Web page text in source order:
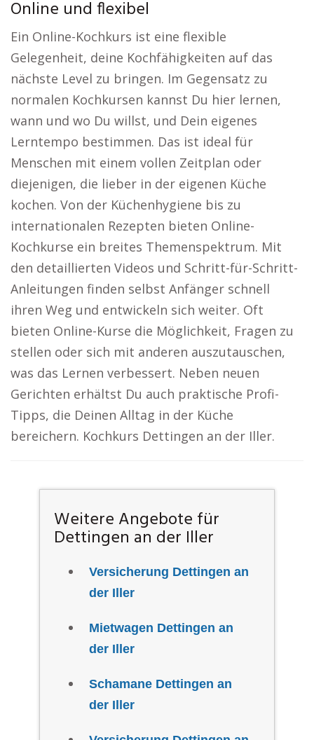
Online und flexibel
Ein Online-Kochkurs ist eine flexible
Gelegenheit, deine Kochfähigkeiten auf das
nächste Level zu bringen. Im Gegensatz zu
normalen Kochkursen kannst Du hier lernen,
wann und wo Du willst, und Dein eigenes
Lerntempo bestimmen. Das ist ideal für
Menschen mit einem vollen Zeitplan oder
diejenigen, die lieber in der eigenen Küche
kochen. Von der Küchenhygiene bis zu
internationalen Rezepten bieten Online-
Kochkurse ein breites Themenspektrum. Mit
den detaillierten Videos und Schritt-für-Schritt-
Anleitungen finden selbst Anfänger schnell
ihren Weg und entwickeln sich weiter. Oft
bieten Online-Kurse die Möglichkeit, Fragen zu
stellen oder sich mit anderen auszutauschen,
was das Lernen verbessert. Neben neuen
Gerichten erhältst Du auch praktische Profi-
Tipps, die Deinen Alltag in der Küche
bereichern. Kochkurs Dettingen an der Iller.
Weitere Angebote für
Dettingen an der Iller
Versicherung Dettingen an
der Iller
Mietwagen Dettingen an
der Iller
Schamane Dettingen an
der Iller